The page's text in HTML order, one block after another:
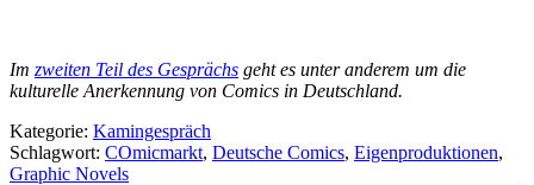
Im zweiten Teil des Gesprächs geht es unter anderem um die
kulturelle Anerkennung von Comics in Deutschland.
Kategorie: Kamingespräch
Schlagwort: COmicmarkt, Deutsche Comics, Eigenproduktionen,
Graphic Novels